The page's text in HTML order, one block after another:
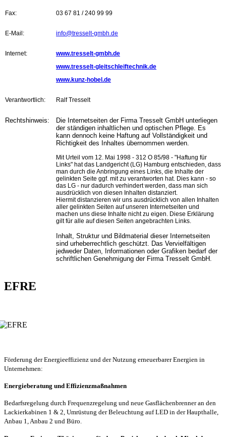
Fax: 03 67 81 / 240 99 99
E-Mail: info@tresselt-gmbh.de
Internet:
www.tresselt-gmbh.de
www.tresselt-gleitschleiftechnik.de
www.kunz-hobel.de
Verantwortlich: Ralf Tresselt
Rechtshinweis:
Die Internetseiten der Firma Tresselt GmbH unterliegen
der ständigen inhaltlichen und optischen Pflege. Es
kann dennoch keine Haftung auf Vollständigkeit und
Richtigkeit des Inhaltes übernommen werden.
Mit Urteil vom 12. Mai 1998 - 312 O 85/98 - "Haftung für
Links" hat das Landgericht (LG) Hamburg entschieden, dass
man durch die Anbringung eines Links, die Inhalte der
gelinkten Seite ggf. mit zu verantworten hat. Dies kann - so
das LG - nur dadurch verhindert werden, dass man sich
ausdrücklich von diesen Inhalten distanziert.
Hiermit distanzieren wir uns ausdrücklich von allen Inhalten
aller gelinkten Seiten auf unseren Internetseiten und
machen uns diese Inhalte nicht zu eigen. Diese Erklärung
gilt für alle auf diesen Seiten angebrachten Links.
Inhalt, Struktur und Bildmaterial dieser Internetseiten
sind urheberrechtlich geschützt. Das Vervielfältigen
jedweder Daten, Informationen oder Grafiken bedarf der
schriftlichen Genehmigung der Firma Tresselt GmbH.
EFRE
Förderung der Energieeffizienz und der Nutzung erneuerbarer Energien in
Unternehmen:
Energieberatung und Effizienzmaßnahmen
Bedarfsregelung durch Frequenzregelung und neue Gasflächenbrenner an den
Lackierkabinen 1 & 2, Umrüstung der Beleuchtung auf LED in der Haupthalle,
Anbau 1, Anbau 2 und Büro.